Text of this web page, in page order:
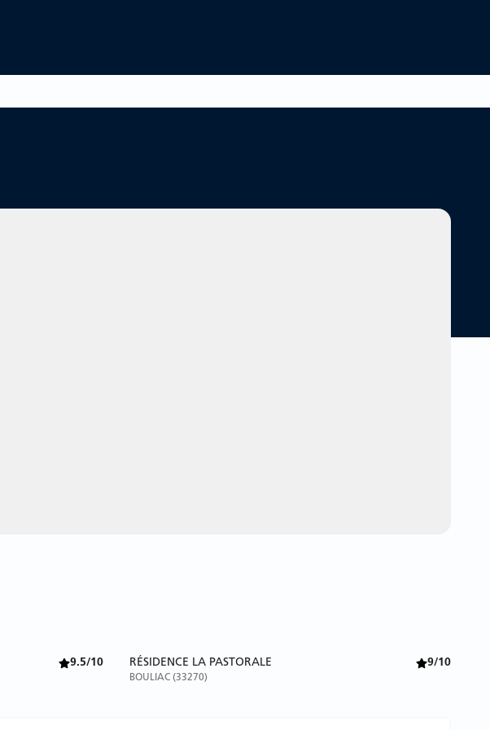
9.5/10 RÉSIDENCE LA PASTORALE 9/10
BOULIAC (33270)